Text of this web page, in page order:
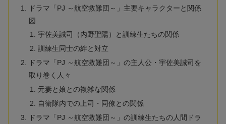
ドラマ「PJ ～航空救難団～」主要キャラクターと関係
図
宇佐美誠司（内野聖陽）と訓練生たちの関係
訓練生同士の絆と対立
ドラマ「PJ ～航空救難団～」の主人公・宇佐美誠司を
取り巻く人々
元妻と娘との複雑な関係
自衛隊内での上司・同僚との関係
ドラマ「PJ ～航空救難団～」の訓練生たちの人間ドラ